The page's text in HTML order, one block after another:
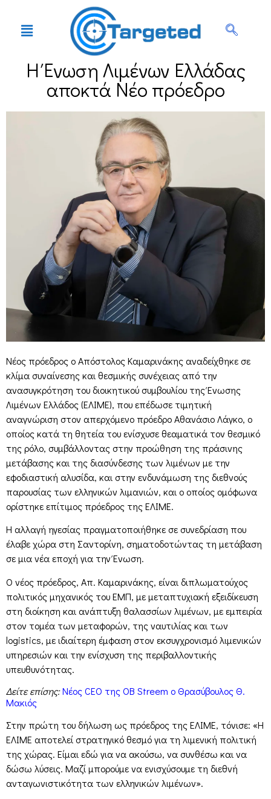
Η Ένωση Λιμένων Ελλάδας
αποκτά Νέο πρόεδρο
Νέος πρόεδρος ο Απόστολος Καμαρινάκης αναδείχθηκε σε
κλίμα συναίνεσης και θεσμικής συνέχειας από την
ανασυγκρότηση του διοικητικού συμβουλίου της Ένωσης
Λιμένων Ελλάδος (ΕΛΙΜΕ), που επέδωσε τιμητική
αναγνώριση στον απερχόμενο πρόεδρο Αθανάσιο Λάγκο, ο
οποίος κατά τη θητεία του ενίσχυσε θεαματικά τον θεσμικό
της ρόλο, συμβάλλοντας στην προώθηση της πράσινης
μετάβασης και της διασύνδεσης των λιμένων με την
εφοδιαστική αλυσίδα, και στην ενδυνάμωση της διεθνούς
παρουσίας των ελληνικών λιμανιών, και ο οποίος ομόφωνα
ορίστηκε επίτιμος πρόεδρος της ΕΛΙΜΕ.
Η αλλαγή ηγεσίας πραγματοποιήθηκε σε συνεδρίαση που
έλαβε χώρα στη Σαντορίνη, σηματοδοτώντας τη μετάβαση
σε μια νέα εποχή για την Ένωση.
Ο νέος πρόεδρος, Απ. Καμαρινάκης, είναι διπλωματούχος
πολιτικός μηχανικός του ΕΜΠ, με μεταπτυχιακή εξειδίκευση
στη διοίκηση και ανάπτυξη θαλασσίων λιμένων, με εμπειρία
στον τομέα των μεταφορών, της ναυτιλίας και των
logistics, με ιδιαίτερη έμφαση στον εκσυγχρονισμό λιμενικών
υπηρεσιών και την ενίσχυση της περιβαλλοντικής
υπευθυνότητας.
Δείτε επίσης:Νέος CEO της OB Streem ο Θρασύβουλος Θ.
Μακιός
Στην πρώτη του δήλωση ως πρόεδρος της ΕΛΙΜΕ, τόνισε: «Η
ΕΛΙΜΕ αποτελεί στρατηγικό θεσμό για τη λιμενική πολιτική
της χώρας. Είμαι εδώ για να ακούσω, να συνθέσω και να
δώσω λύσεις. Μαζί μπορούμε να ενισχύσουμε τη διεθνή
ανταγωνιστικότητα των ελληνικών λιμένων».